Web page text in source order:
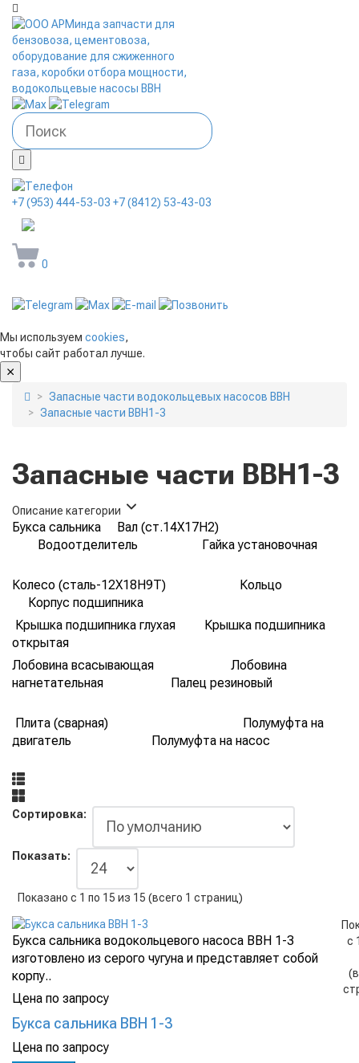
+7 (953) 444-53-03 +7 (8412) 53-43-03
0
Мы используем cookies,
чтобы сайт работал лучше.
Запасные части водокольцевых насосов ВВН
Запасные части ВВН1-3
Запасные части ВВН1-3
Описание категории
Букса сальника Вал (ст.14Х17Н2)
Водоотделитель Гайка установочная
Колесо (сталь-12Х18Н9Т) Кольцо
Корпус подшипника
Крышка подшипника глухая Крышка подшипника
открытая
Лобовина всасывающая Лобовина
нагнетательная Палец резиновый
Плита (сварная) Полумуфта на
двигатель Полумуфта на насос
Сортировка:
Показать:
Показано с 1 по 15 из 15 (всего 1 страниц)
Букса сальника водокольцевого насоса ВВН 1-3
изготовлено из серого чугуна и представляет собой
корпу..
Цена по запросу
Букса сальника ВВН 1-3
Цена по запросу
с